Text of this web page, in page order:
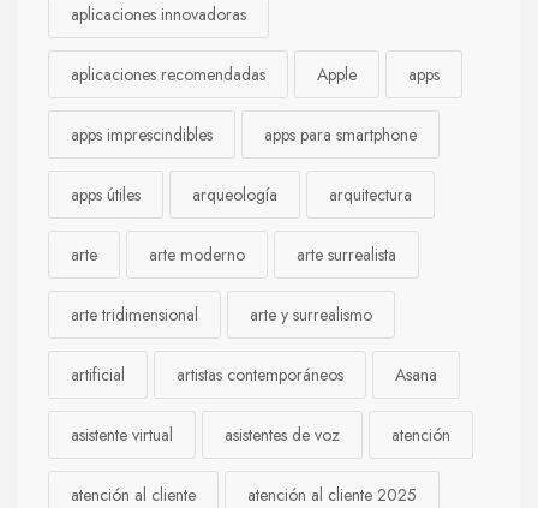
aplicaciones innovadoras
aplicaciones recomendadas Apple apps
apps imprescindibles apps para smartphone
apps útiles arqueología arquitectura
arte arte moderno arte surrealista
arte tridimensional arte y surrealismo
artificial artistas contemporáneos Asana
asistente virtual asistentes de voz atención
atención al cliente atención al cliente 2025